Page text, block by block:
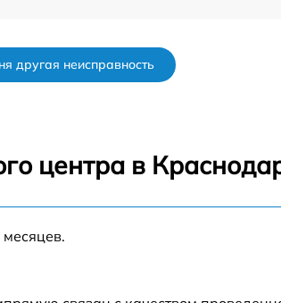
от 60 мин
другая неисправность
центра в